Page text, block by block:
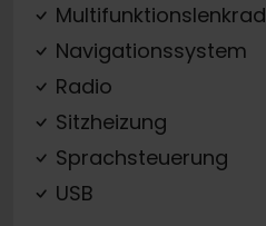
Multifunktionslenkrad
Navigationssystem
Radio
Sitzheizung
Sprachsteuerung
USB